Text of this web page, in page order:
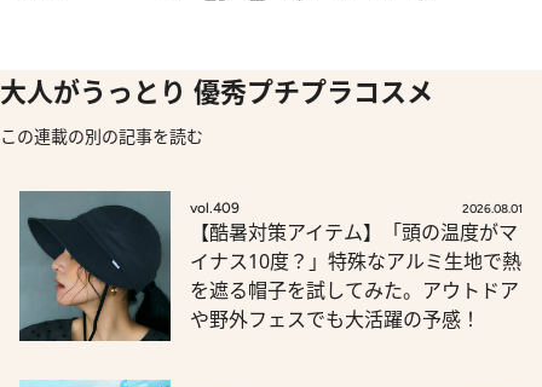
大人がうっとり 優秀プチプラコスメ
この連載の別の記事を読む
vol.409 2026.08.01
【酷暑対策アイテム】「頭の温度がマ
イナス10度？」特殊なアルミ生地で熱
を遮る帽子を試してみた。アウトドア
や野外フェスでも大活躍の予感！